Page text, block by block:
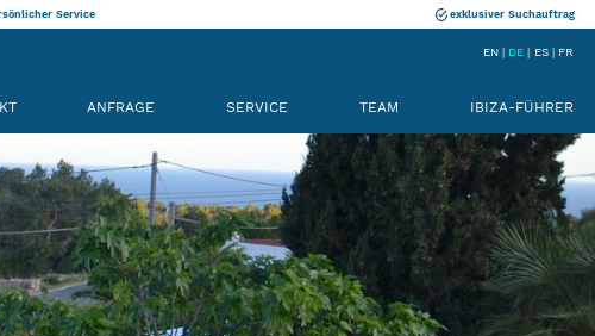
Service exklusiver Suchauftrag
EN DE ES FR
ANFRAGE SERVICE TEAM IBIZA-FÜHRER